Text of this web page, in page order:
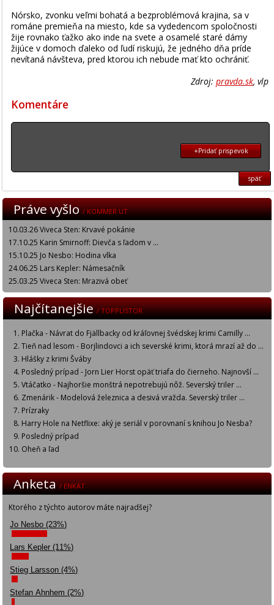
Nórsko, zvonku veľmi bohatá a bezproblémová krajina, sa v
románe premieňa na miesto, kde sa vydedencom spoločnosti
žije rovnako ťažko ako inde na svete a osamelé staré dámy
žijúce v domoch ďaleko od ľudí riskujú, že jedného dňa príde
nevítaná návšteva, pred ktorou ich nebude mať kto ochrániť.
Zdroj:pravda.sk, vlp
Komentáre
+Pridať prispevok
späť
Práve vyšlo/ KOMMER UT
10.03.26 Viveca Sten: Krvavé pokánie
17.10.25 Karin Smirnoff: Dievča s ľadom v ...
15.10.25 Jo Nesbo: Hodina vlka
24.06.25 Lars Kepler: Námesačník
25.03.25 Viveca Sten: Mrazivá obeť
Najčítanejšie/ TOPPLISTOR
Plačka - Návrat do Fjällbacky od kráľovnej švédskej krimi Camilly ...
Tieň nad lesom - Borjlindovci a ich severské krimi, ktorá mrazí až do ...
Hlášky z krimi Šváby
Posledný prípad - Jorn Lier Horst opäť triafa do čierneho. Najnovší ...
Vtáčatko - Najhoršie monštrá nepotrebujú nôž. Severský triler ...
Zmenárik - Modelová železnica a desivá vražda. Severský triler ...
Prízraky
Harry Hole na Netflixe: aký je seriál v porovnaní s knihou Jo Nesba?
Posledný prípad
Oheň a ľad
Anketa/ ENKÄT
Ktorého z týchto autorov máte najradšej?
Jo Nesbo (23%)
Lars Kepler (11%)
Stieg Larsson (4%)
Stefan Ahnhem (2%)